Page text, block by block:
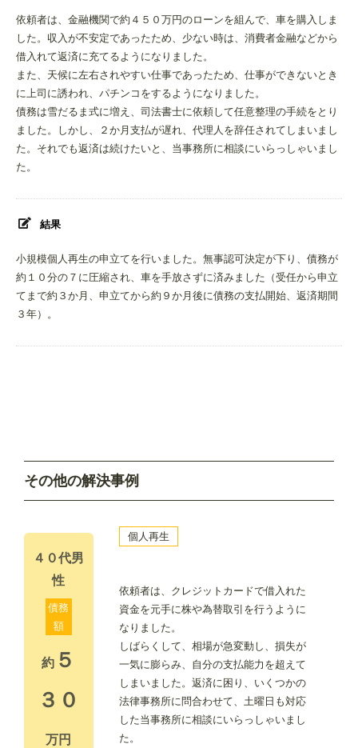
依頼者は、金融機関で約４５０万円のローンを組んで、車を購入しま
した。収入が不安定であったため、少ない時は、消費者金融などから
借入れて返済に充てるようになりました。
また、天候に左右されやすい仕事であったため、仕事ができないとき
に上司に誘われ、パチンコをするようになりました。
債務は雪だるま式に増え、司法書士に依頼して任意整理の手続をとり
ました。しかし、２か月支払が遅れ、代理人を辞任されてしまいまし
た。それでも返済は続けたいと、当事務所に相談にいらっしゃいまし
た。
結果
小規模個人再生の申立てを行いました。無事認可決定が下り、債務が
約１０分の７に圧縮され、車を手放さずに済みました（受任から申立
てまで約３か月、申立てから約９か月後に債務の支払開始、返済期間
３年）。
その他の解決事例
４０代男
性
債務
額
約 ５
３０
万円
個人再生
依頼者は、クレジットカードで借入れた
資金を元手に株や為替取引を行うように
なりました。
しばらくして、相場が急変動し、損失が
一気に膨らみ、自分の支払能力を超えて
しまいました。返済に困り、いくつかの
法律事務所に問合わせて、土曜日も対応
した当事務所に相談にいらっしゃいまし
た。